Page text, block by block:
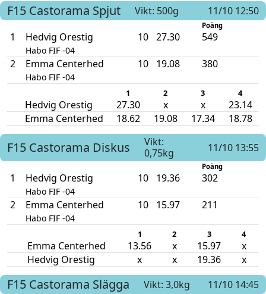
F15 Castorama Spjut Vikt: 500g 11/10 12:50
Poäng
1 Hedvig Orestig
Habo FIF -04
10 27.30 549
2 Emma Centerhed
Habo FIF -04
10 19.08 380
1 2 3 4
Hedvig Orestig 27.30 x x
23.14
Emma Centerhed
18.62 19.08 17.34 18.78
F15 Castorama Diskus
Vikt:
0,75kg
11/10 13:55
Poäng
1 Hedvig Orestig
Habo FIF -04
10 19.36 302
2 Emma Centerhed
Habo FIF -04
10 15.97 211
1 2 3 4
Emma Centerhed 13.56 x 15.97
x
Hedvig Orestig
x x 19.36 x
F15 Castorama Slägga Vikt: 3,0kg 11/10 14:45